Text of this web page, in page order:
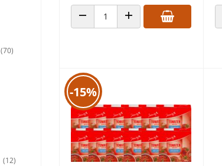
(70)
(12)
ANZAHL VERRINGERNANZAHL ERHÖHEN
-15%